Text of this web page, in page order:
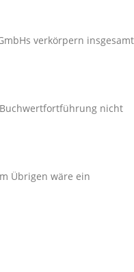
verkörpern insgesamt
nicht
Übrigen wäre ein